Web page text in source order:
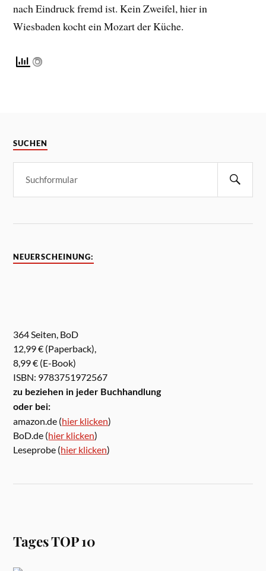
nach Eindruck fremd ist. Kein Zweifel, hier in
Wiesbaden kocht ein Mozart der Küche.
SUCHEN
NEUERSCHEINUNG:
364 Seiten, BoD
12,99 € (Paperback),
8,99 € (E-Book)
ISBN: 9783751972567
zu beziehen in jeder Buchhandlung
oder bei:
amazon.de (hier klicken)
BoD.de (hier klicken)
Leseprobe (hier klicken)
Tages TOP 10